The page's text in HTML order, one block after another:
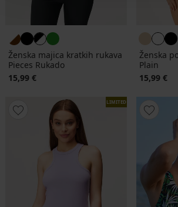
Ženska majica kratkih rukava
Pieces Rukado
15,99 €
Ženska
Plain
15,99 €
LIMITED